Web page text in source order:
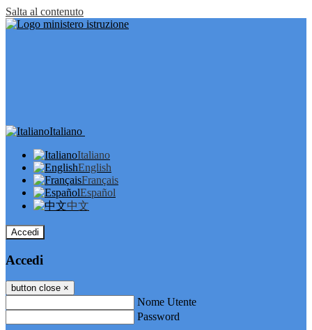
Salta al contenuto
Italiano
Italiano
English
Français
Español
中文
Accedi
Accedi
button close ×
Nome Utente
Password